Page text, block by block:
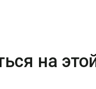
на